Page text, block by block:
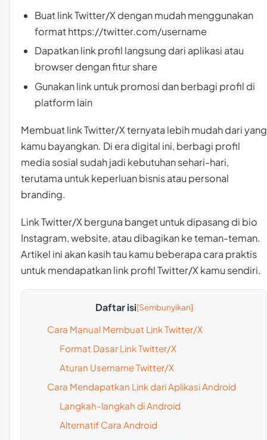
Buat link Twitter/X dengan mudah menggunakan
format https://twitter.com/username
Dapatkan link profil langsung dari aplikasi atau
browser dengan fitur share
Gunakan link untuk promosi dan berbagi profil di
platform lain
Membuat link Twitter/X ternyata lebih mudah dari yang
kamu bayangkan. Di era digital ini, berbagi profil
media sosial sudah jadi kebutuhan sehari-hari,
terutama untuk keperluan bisnis atau personal
branding.
Link Twitter/X berguna banget untuk dipasang di bio
Instagram, website, atau dibagikan ke teman-teman.
Artikel ini akan kasih tau kamu beberapa cara praktis
untuk mendapatkan link profil Twitter/X kamu sendiri.
Daftar isi
Cara Manual Membuat Link Twitter/X
Format Dasar Link Twitter/X
Aturan Username Twitter/X
Cara Mendapatkan Link dari Aplikasi Android
Langkah-langkah di Android
Alternatif Cara Android